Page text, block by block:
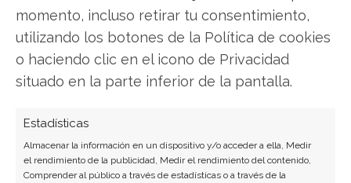
momento, incluso retirar tu consentimiento,
utilizando los botones de la Política de cookies
o haciendo clic en el icono de Privacidad
situado en la parte inferior de la pantalla.
Estadísticas
Almacenar la información en un dispositivo y/o acceder a ella, Medir
el rendimiento de la publicidad, Medir el rendimiento del contenido,
Comprender al público a través de estadísticas o a través de la
SOBRE EL AUTOR
Laura Fernández Silva
comercio electrónico y aplicaciones móviles.
Colaboradora habitual en medios especializados
del sector tech.